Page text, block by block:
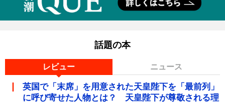
話題の本
レビュー ニュース
英国で「末席」を用意された天皇陛下を「最前列」
に呼び寄せた人物とは？ 天皇陛下が尊敬される理